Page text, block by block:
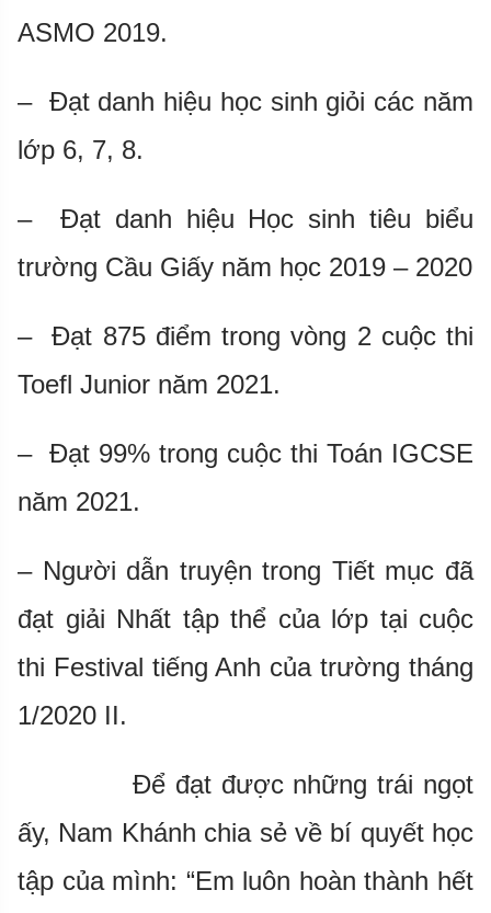
ASMO 2019.
– Đạt danh hiệu học sinh giỏi các năm
lớp 6, 7, 8.
– Đạt danh hiệu Học sinh tiêu biểu
trường Cầu Giấy năm học 2019 – 2020
– Đạt 875 điểm trong vòng 2 cuộc thi
Toefl Junior năm 2021.
– Đạt 99% trong cuộc thi Toán IGCSE
năm 2021.
– Người dẫn truyện trong Tiết mục đã
đạt giải Nhất tập thể của lớp tại cuộc
thi Festival tiếng Anh của trường tháng
1/2020 II.
Để đạt được những trái ngọt
ấy, Nam Khánh chia sẻ về bí quyết học
tập của mình: “Em luôn hoàn thành hết